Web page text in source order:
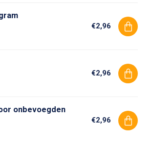
€2,96
€2,96
onbevoegden
€2,96